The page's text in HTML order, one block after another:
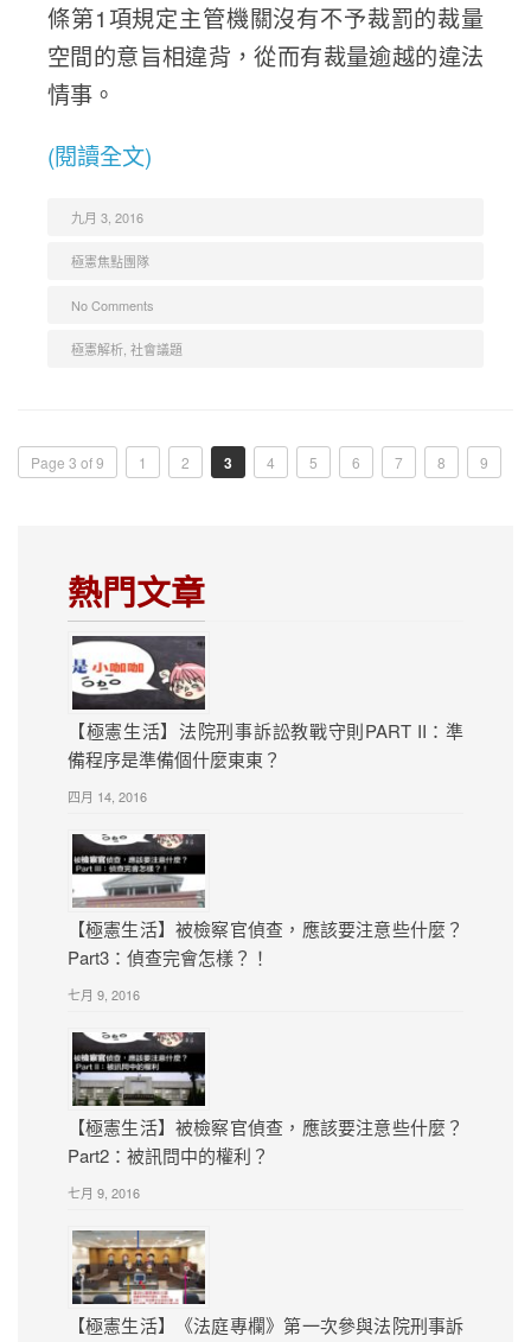
條第1項規定主管機關沒有不予裁罰的裁量
空間的意旨相違背，從而有裁量逾越的違法
情事。
(閱讀全文)
九月 3, 2016
極憲焦點團隊
No Comments
極憲解析, 社會議題
Page 3 of 9 1 2 3 4 5 6 7 8 9
熱門文章
【極憲生活】法院刑事訴訟教戰守則PART II：準
備程序是準備個什麼東東？
四月 14, 2016
【極憲生活】被檢察官偵查，應該要注意些什麼？
Part3：偵查完會怎樣？！
七月 9, 2016
【極憲生活】被檢察官偵查，應該要注意些什麼？
Part2：被訊問中的權利？
七月 9, 2016
【極憲生活】《法庭專欄》第一次參與法院刑事訴